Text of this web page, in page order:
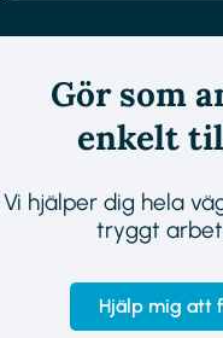
Gör som
enkelt
Vi hjälper dig hela
tryggt
Hjälp mig att